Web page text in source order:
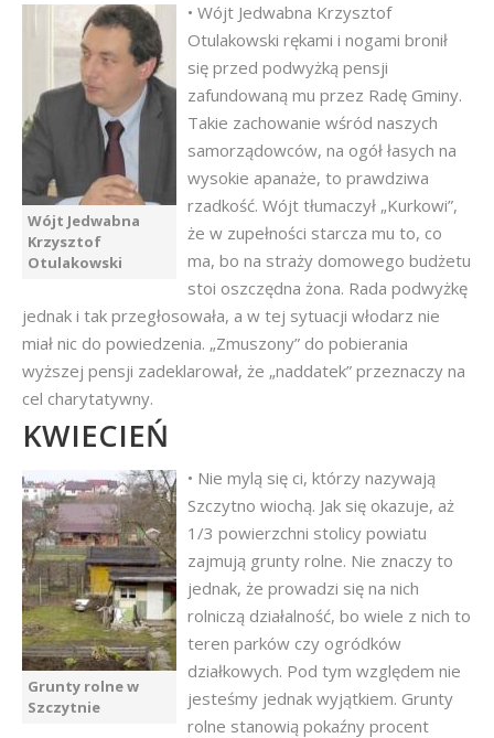
Wójt Jedwabna
Krzysztof
Otulakowski
• Wójt Jedwabna Krzysztof
Otulakowski rękami i nogami bronił
się przed podwyżką pensji
zafundowaną mu przez Radę Gminy.
Takie zachowanie wśród naszych
samorządowców, na ogół łasych na
wysokie apanaże, to prawdziwa
rzadkość. Wójt tłumaczył „Kurkowi”,
że w zupełności starcza mu to, co
ma, bo na straży domowego budżetu
stoi oszczędna żona. Rada podwyżkę
jednak i tak przegłosowała, a w tej sytuacji włodarz nie
miał nic do powiedzenia. „Zmuszony” do pobierania
wyższej pensji zadeklarował, że „naddatek” przeznaczy na
cel charytatywny.
KWIECIEŃ
Grunty rolne w
Szczytnie
• Nie mylą się ci, którzy nazywają
Szczytno wiochą. Jak się okazuje, aż
1/3 powierzchni stolicy powiatu
zajmują grunty rolne. Nie znaczy to
jednak, że prowadzi się na nich
rolniczą działalność, bo wiele z nich to
teren parków czy ogródków
działkowych. Pod tym względem nie
jesteśmy jednak wyjątkiem. Grunty
rolne stanowią pokaźny procent